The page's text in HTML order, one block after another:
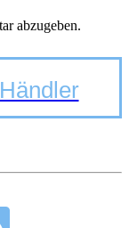
abzugeben.